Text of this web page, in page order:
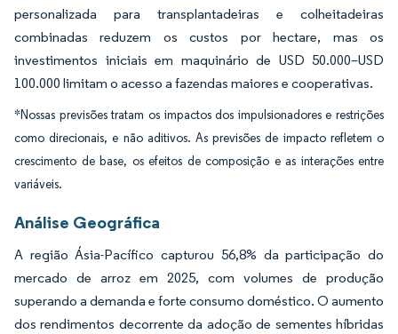
personalizada para transplantadeiras e colheitadeiras
combinadas reduzem os custos por hectare, mas os
investimentos iniciais em maquinário de USD 50.000–USD
100.000 limitam o acesso a fazendas maiores e cooperativas.
*Nossas previsões tratam os impactos dos impulsionadores e restrições
como direcionais, e não aditivos. As previsões de impacto refletem o
crescimento de base, os efeitos de composição e as interações entre
variáveis.
Análise Geográfica
A região Ásia-Pacífico capturou 56,8% da participação do
mercado de arroz em 2025, com volumes de produção
superando a demanda e forte consumo doméstico. O aumento
dos rendimentos decorrente da adoção de sementes híbridas